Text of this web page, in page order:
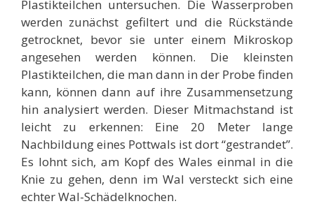
Plastikteilchen untersuchen. Die Wasserproben
werden zunächst gefiltert und die Rückstände
getrocknet, bevor sie unter einem Mikroskop
angesehen werden können. Die kleinsten
Plastikteilchen, die man dann in der Probe finden
kann, können dann auf ihre Zusammensetzung
hin analysiert werden. Dieser Mitmachstand ist
leicht zu erkennen: Eine 20 Meter lange
Nachbildung eines Pottwals ist dort “gestrandet”.
Es lohnt sich, am Kopf des Wales einmal in die
Knie zu gehen, denn im Wal versteckt sich eine
echter Wal-Schädelknochen.